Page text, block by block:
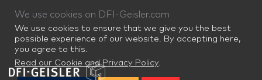
Stål
We use cookies on DFI-Geisler.com
We use cookies to ensure that we give you the best
possible experience of our website. By accepting here,
you agree to this.
Read our Cookie and Privacy Policy.